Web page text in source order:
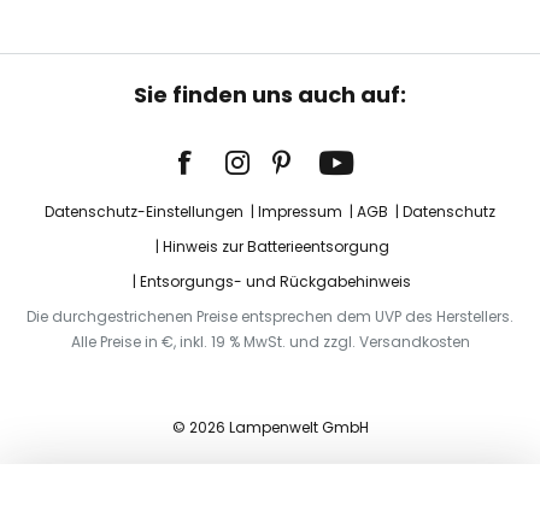
Sie finden uns auch auf:
Datenschutz-Einstellungen Impressum AGB
Datenschutz
Hinweis zur Batterieentsorgung
Entsorgungs- und Rückgabehinweis
Die durchgestrichenen Preise entsprechen dem UVP des Herstellers.
Alle Preise in €, inkl. 19 % MwSt. und zzgl. Versandkosten
© 2026 Lampenwelt GmbH